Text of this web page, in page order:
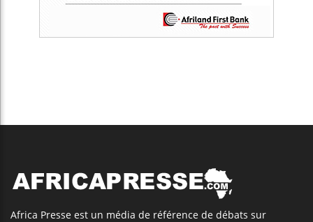
Africa Presse est un média de référence de débats sur